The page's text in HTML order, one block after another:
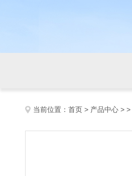
当前位置： 首页 > 产品中心 > >